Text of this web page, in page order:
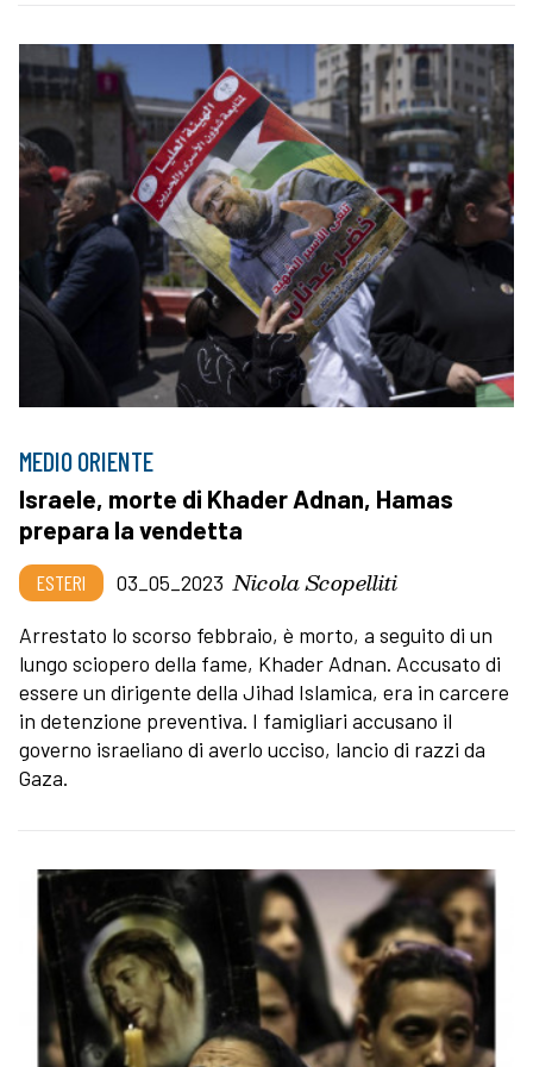
MEDIO ORIENTE
Israele, morte di Khader Adnan, Hamas
prepara la vendetta
ESTERI 03_05_2023 Nicola Scopelliti
Arrestato lo scorso febbraio, è morto, a seguito di un
lungo sciopero della fame, Khader Adnan. Accusato di
essere un dirigente della Jihad Islamica, era in carcere
in detenzione preventiva. I famigliari accusano il
governo israeliano di averlo ucciso, lancio di razzi da
Gaza.